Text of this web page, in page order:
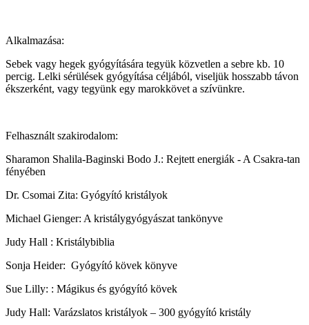
Alkalmazása:
Sebek vagy hegek gyógyítására tegyük közvetlen a sebre kb. 10
percig. Lelki sérülések gyógyítása céljából, viseljük hosszabb távon
ékszerként, vagy tegyünk egy marokkövet a szívünkre.
Felhasznált szakirodalom:
Sharamon Shalila-Baginski Bodo J.: Rejtett energiák - A Csakra-tan
fényében
Dr. Csomai Zita: Gyógyító kristályok
Michael Gienger: A kristálygyógyászat tankönyve
Judy Hall : Kristálybiblia
Sonja Heider: Gyógyító kövek könyve
Sue Lilly: : Mágikus és gyógyító kövek
Judy Hall: Varázslatos kristályok – 300 gyógyító kristály